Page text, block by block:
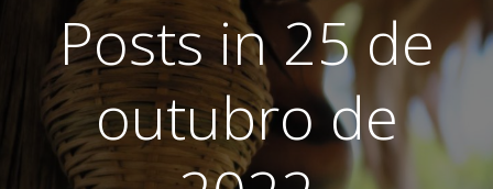
Posts in 25 de
outubro de